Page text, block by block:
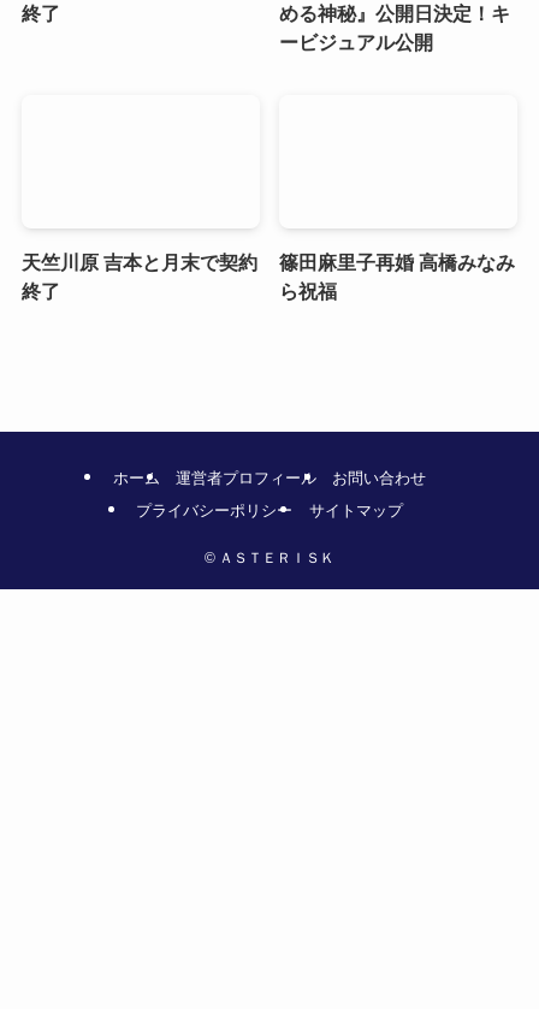
終了
める神秘』公開日決定！キ
ービジュアル公開
天竺川原 吉本と月末で契約
終了
篠田麻里子再婚 高橋みなみ
ら祝福
ホーム 運営者プロフィール
お問い合わせ
プライバシーポリシー
サイトマップ
© ＡＳＴＥＲＩＳＫ